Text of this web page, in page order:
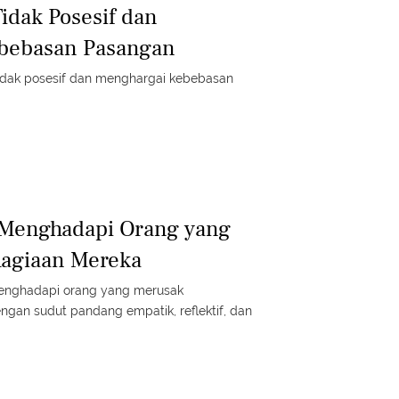
Posesif dan
Pasangan
posesif dan menghargai kebebasan
Orang yang
Mereka
orang yang merusak
sudut pandang empatik, reflektif, dan